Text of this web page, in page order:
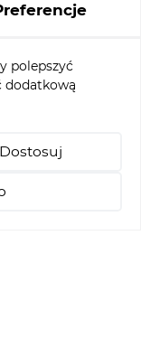
polepszyć
dodatkową
Dostosuj